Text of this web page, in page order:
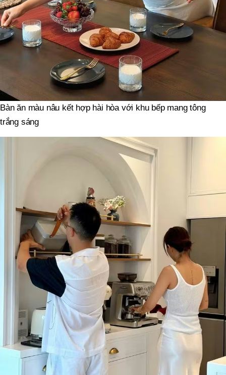
Bàn ăn màu nâu kết hợp hài hòa với khu bếp mang tông
trắng sáng